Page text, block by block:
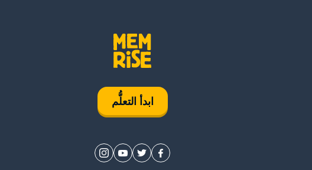
ابدأ التعلُّم